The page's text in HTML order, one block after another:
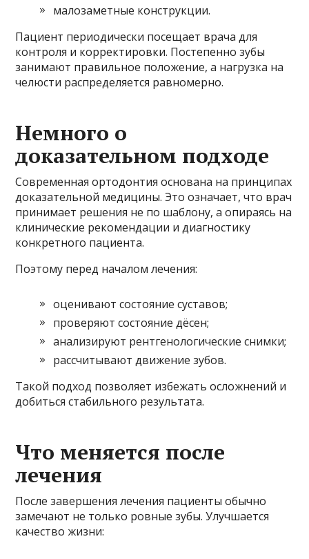
малозаметные конструкции.
Пациент периодически посещает врача для
контроля и корректировки. Постепенно зубы
занимают правильное положение, а нагрузка на
челюсти распределяется равномерно.
Немного о
доказательном подходе
Современная ортодонтия основана на принципах
доказательной медицины. Это означает, что врач
принимает решения не по шаблону, а опираясь на
клинические рекомендации и диагностику
конкретного пациента.
Поэтому перед началом лечения:
оценивают состояние суставов;
проверяют состояние дёсен;
анализируют рентгенологические снимки;
рассчитывают движение зубов.
Такой подход позволяет избежать осложнений и
добиться стабильного результата.
Что меняется после
лечения
После завершения лечения пациенты обычно
замечают не только ровные зубы. Улучшается
качество жизни: